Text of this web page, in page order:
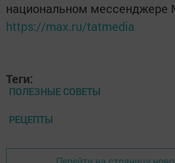
национальном мессенджере
https://max.ru/tatmedia
Теги:
ПОЛЕЗНЫЕ СОВЕТЫ
РЕЦЕПТЫ